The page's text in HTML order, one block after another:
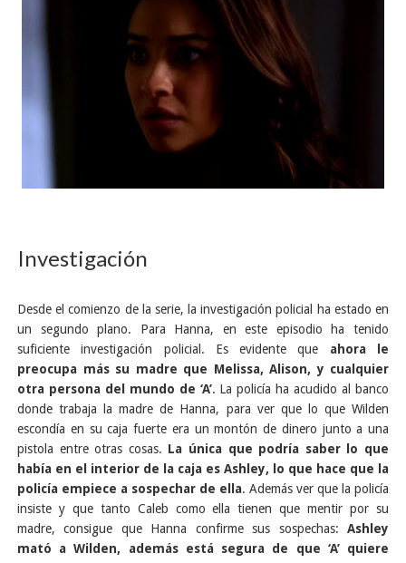
Investigación
Desde el comienzo de la serie, la investigación policial ha estado en
un segundo plano. Para Hanna, en este episodio ha tenido
suficiente investigación policial. Es evidente que ahora le
preocupa más su madre que Melissa, Alison, y cualquier
otra persona del mundo de ‘A’. La policía ha acudido al banco
donde trabaja la madre de Hanna, para ver que lo que Wilden
escondía en su caja fuerte era un montón de dinero junto a una
pistola entre otras cosas. La única que podría saber lo que
había en el interior de la caja es Ashley, lo que hace que la
policía empiece a sospechar de ella. Además ver que la policía
insiste y que tanto Caleb como ella tienen que mentir por su
madre, consigue que Hanna confirme sus sospechas: Ashley
mató a Wilden, además está segura de que ‘A’ quiere